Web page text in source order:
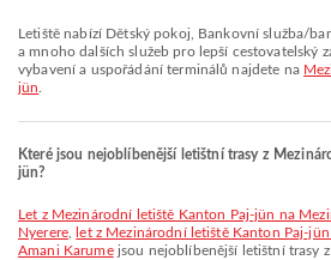
Letiště nabízí Dětský pokoj, Bankovní služba/bankomat, Směnárenská služba
a mnoho dalších služeb pro lepší cestovatelský
vybavení a uspořádání terminálů najdete na
jün
Které jsou nejoblíbenější letištní trasy z
jün?
let z Mezinárodní letiště Kanton Paj-jün na Mezinárodní letiště Julius
Nyerere,
let z Mezinárodní letiště Kanton Paj-
Amani Karumejsou nejoblíbenější letištní trasy